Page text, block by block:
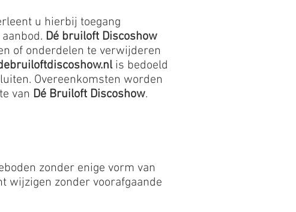
u hierbij toegang
Dé bruiloft Discoshow
of onderdelen te verwijderen
is bedoeld
Overeenkomsten worden
van Dé Bruiloft Discoshow.
zonder enige vorm van
wijzigen zonder voorafgaande